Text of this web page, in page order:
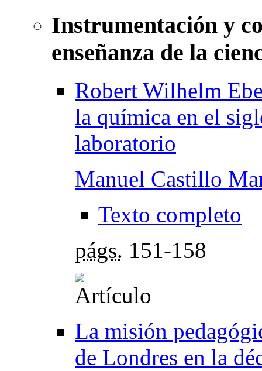
Instrumentación y
enseñanza de la
Robert Wilhelm
la química en el
laboratorio
Manuel Castillo
Texto completo
págs. 151-158
La misión
de Londres en la